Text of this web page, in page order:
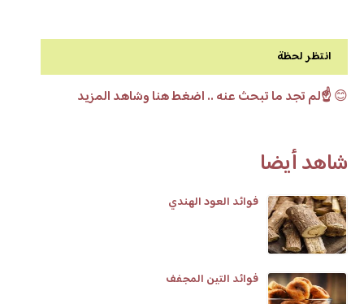
انتظر لحظة
😊☝️لم تجد ما تبحث عنه .. اضغط هنا وشاهد المزيد
شاهد أيضا
فوائد العود الهندي
فوائد التين المجفف